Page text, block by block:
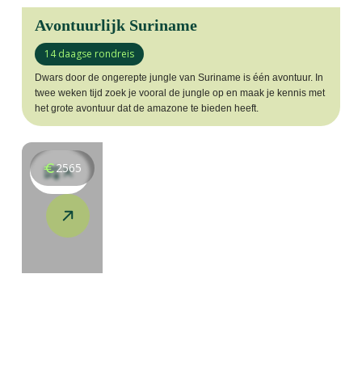
Avontuurlijk Suriname
14 daagse rondreis
Dwars door de ongerepte jungle van Suriname is één avontuur. In
twee weken tijd zoek je vooral de jungle op en maak je kennis met
het grote avontuur dat de amazone te bieden heeft.
2565